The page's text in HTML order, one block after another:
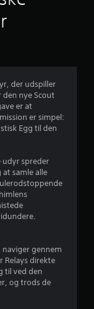
der udspiller
nye Scout
er at
er simpel:
Egg til den
udyr spreder
samle alle
naviger gennem
Relays direkte
til ved den
og trods de